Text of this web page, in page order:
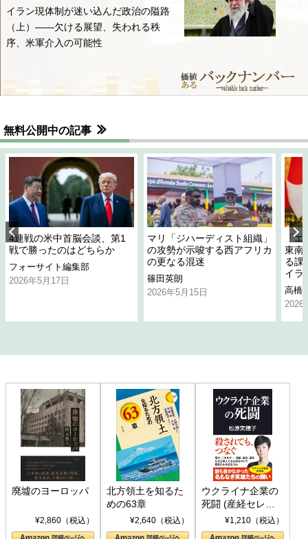
イラン現体制が迷い込んだ政治の隘路
（上）――欠ける展望、失われる秩
序、米軍介入の可能性
無料公開中の記事
4連戦の米中首脳会談、第1
戦で勝ったのはどちらか
フォーサイト編集部
2026年5月17日
マリ「ジハーディスト組織」
の攻勢が示唆する西アフリカ
の更なる混迷
篠田英朗
2026年5月15日
「
東南
る課
イラ
高橋
2026
廃墟のヨーロッパ
¥2,860（税込）
北方領土を知るた
めの63章
¥2,640（税込）
ウクライナ企業の
死闘 (産経セレク
ト S 039)¥1,210（税込）